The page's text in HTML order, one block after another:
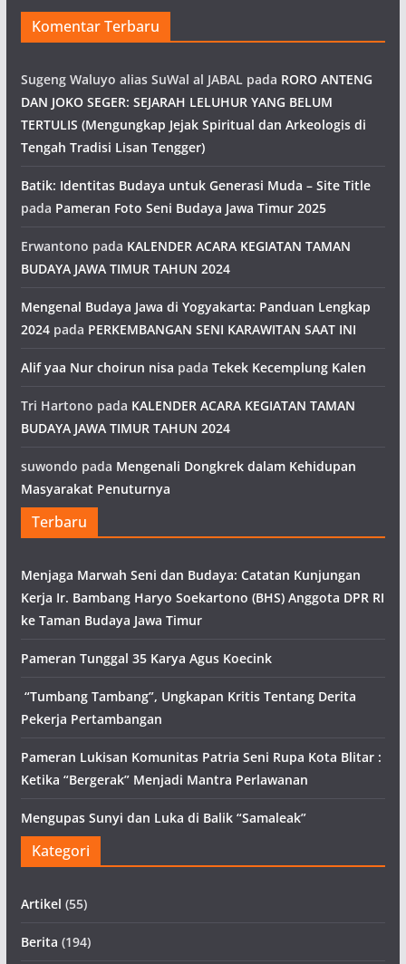
Komentar Terbaru
Sugeng Waluyo alias SuWal al JABAL pada RORO ANTENG
DAN JOKO SEGER: SEJARAH LELUHUR YANG BELUM
TERTULIS (Mengungkap Jejak Spiritual dan Arkeologis di
Tengah Tradisi Lisan Tengger)
Batik: Identitas Budaya untuk Generasi Muda – Site Title
pada Pameran Foto Seni Budaya Jawa Timur 2025
Erwantono pada KALENDER ACARA KEGIATAN TAMAN
BUDAYA JAWA TIMUR TAHUN 2024
Mengenal Budaya Jawa di Yogyakarta: Panduan Lengkap
2024pada PERKEMBANGAN SENI KARAWITAN SAAT INI
Alif yaa Nur choirun nisa pada Tekek Kecemplung Kalen
Tri Hartono pada KALENDER ACARA KEGIATAN TAMAN
BUDAYA JAWA TIMUR TAHUN 2024
suwondo pada Mengenali Dongkrek dalam Kehidupan
Masyarakat Penuturnya
Terbaru
Menjaga Marwah Seni dan Budaya: Catatan Kunjungan
Kerja Ir. Bambang Haryo Soekartono (BHS) Anggota DPR RI
ke Taman Budaya Jawa Timur
Pameran Tunggal 35 Karya Agus Koecink
“Tumbang Tambang”, Ungkapan Kritis Tentang Derita
Pekerja Pertambangan
Pameran Lukisan Komunitas Patria Seni Rupa Kota Blitar :
Ketika “Bergerak” Menjadi Mantra Perlawanan
Mengupas Sunyi dan Luka di Balik “Samaleak”
Kategori
Artikel (55)
Berita (194)